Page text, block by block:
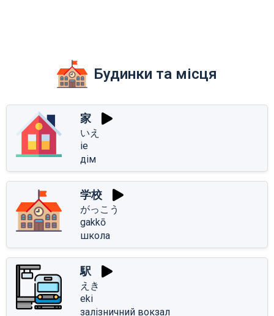
Будинки та місця
家
いえ
ie
дім
学校
がっこう
gakkō
школа
駅
えき
eki
залізничний вокзал